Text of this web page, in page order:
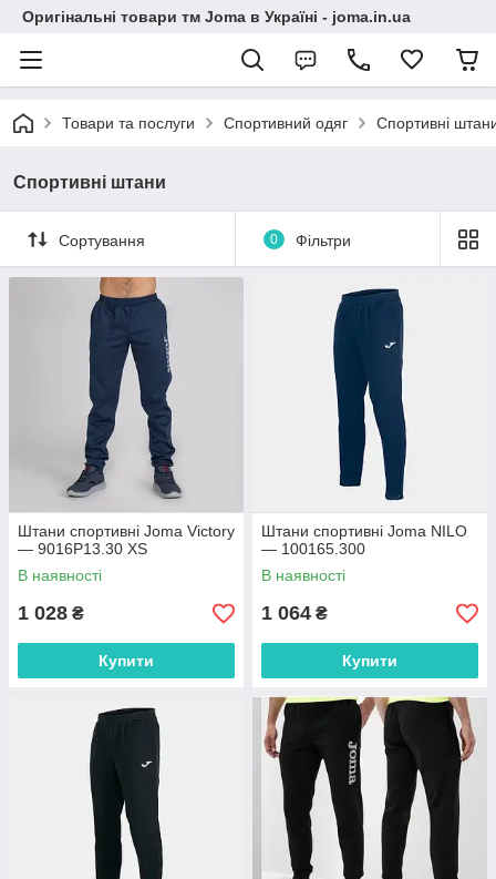
Оригінальні товари тм Joma в Україні - joma.in.ua
Товари та послуги Спортивний одяг Спортивні
Спортивні штани
Сортування 0 Фільтри
Штани спортивні Joma Victory
— 9016P13.30 XS
В наявності
1 028 ₴
Купити
Штани спортивні Joma NILO
— 100165.300
В наявності
1 064 ₴
Купити